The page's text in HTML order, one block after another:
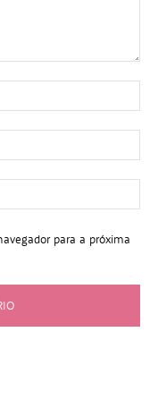
para a próxima